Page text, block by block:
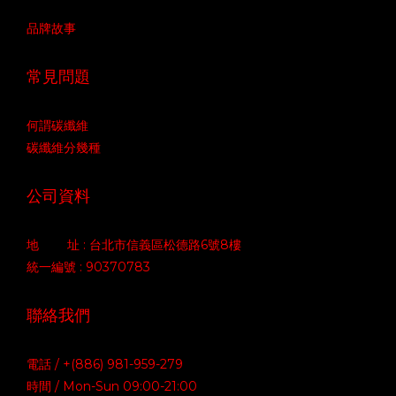
品牌故事
常見問題
何謂碳纖維
碳纖維分幾種
公司資料
地 址 : 台北市信義區松德路6號8樓
統一編號 : 90370783
聯絡我們
電話 / +(886) 981-959-279
時間 / Mon-Sun 09:00-21:00